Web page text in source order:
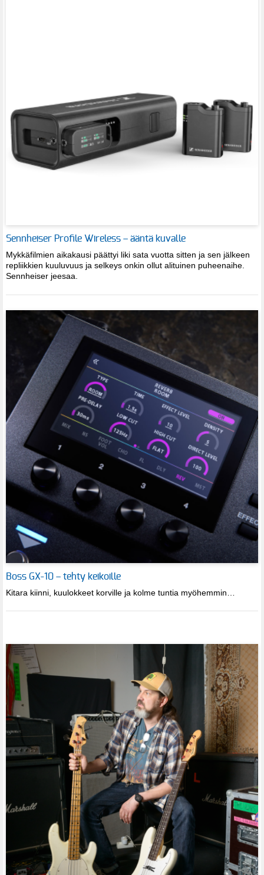
Sennheiser Profile Wireless – ääntä kuvalle
Mykkäfilmien aikakausi päättyi liki sata vuotta sitten ja sen jälkeen
repliikkien kuuluvuus ja selkeys onkin ollut alituinen puheenaihe.
Sennheiser jeesaa.
Boss GX-10 – tehty keikoille
Kitara kiinni, kuulokkeet korville ja kolme tuntia myöhemmin…